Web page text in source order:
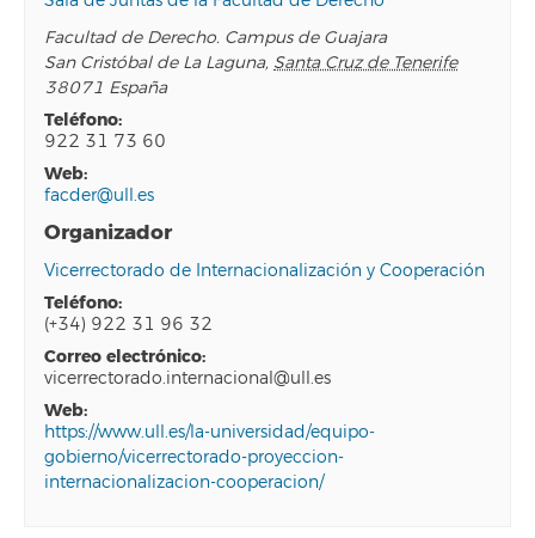
Facultad de Derecho. Campus de Guajara
San Cristóbal de La Laguna, Santa Cruz de Tenerife
38071 España
teléfono:
922 31 73 60
web:
facder@ull.es
Organizador
Vicerrectorado de Internacionalización y Cooperación
teléfono:
(+34) 922 31 96 32
correo electrónico:
vicerrectorado.internacional@ull.es
web:
https://www.ull.es/la-universidad/equipo-
gobierno/vicerrectorado-proyeccion-
internacionalizacion-cooperacion/